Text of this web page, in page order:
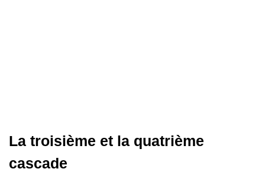
La troisième et la quatrième
cascade